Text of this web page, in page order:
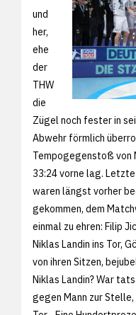
und
her,
ehe
der
THW
die
Zügel noch fester in
Abwehr förmlich
Tempogegenstoß von
33:24 vorne lag.
waren längst vorher
gekommen, dem
einmal zu ehren: Filip
Niklas Landin ins Tor,
von ihren Sitzen,
Niklas Landin? War
gegen Mann zur